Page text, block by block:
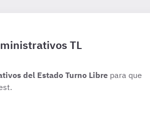
TL
del Estado Turno Libre para que